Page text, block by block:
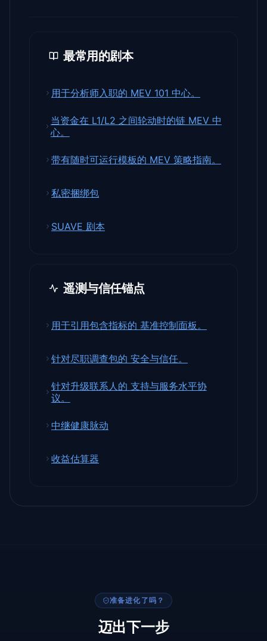
最常用的剧本
用于分析师入职的 MEV 101 中心。
当资金在 L1/L2 之间轮动时的链 MEV 中
心。
带有随时可运行模板的 MEV 策略指南。
私密捆绑包
SUAVE 剧本
遥测与信任锚点
用于引用包含指标的 基准控制面板。
针对尽职调查包的 安全与信任。
针对升级联系人的 支持与服务水平协
议。
中继健康脉动
收益估算器
准备进化了吗？
迈出下一步